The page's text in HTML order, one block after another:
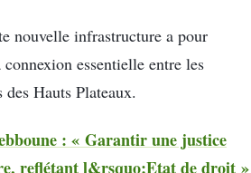
nouvelle infrastructure a pour
essentielle entre les
Hauts Plateaux.
: « Garantir une justice
reflétant l&rsquo;Etat de droit »